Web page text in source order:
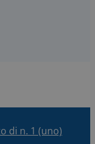
di n. 1 (uno)